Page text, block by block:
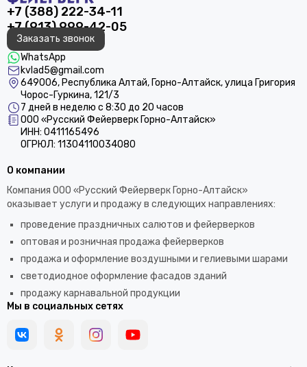
+7 (388) 222-34-11
+7 (913) 999-42-05
Заказать звонок
WhatsApp
kvlad5@gmail.com
649006, Республика Алтай, Горно-Алтайск, улица Григория
Чорос-Гуркина, 121/3
7 дней в неделю с 8:30 до 20 часов
ООО «Русский Фейерверк Горно-Алтайск»
ИНН: 0411165496
ОГРЮЛ: 11304110034080
О компании
Компания ООО «Русский Фейерверк Горно-Алтайск»
оказывает услуги и продажу в следующих направлениях:
проведение праздничных салютов и фейерверков
оптовая и розничная продажа фейерверков
продажа и оформление воздушными и гелиевыми шарами
светодиодное оформление фасадов зданий
продажу карнавальной продукции
Мы в социальных сетях